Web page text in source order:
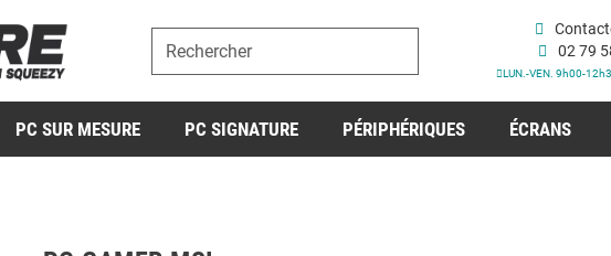
02 79
LUN.-VEN. 9h00-
PC SUR MESURE PC SIGNATURE PÉRIPHÉRIQUES ÉCRANS